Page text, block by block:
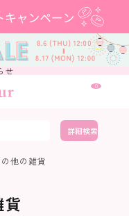
せ
0
詳細検索
の他の雑貨
貨